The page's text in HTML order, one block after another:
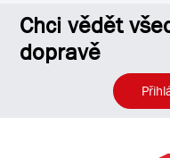
Chci vědět
dopravě